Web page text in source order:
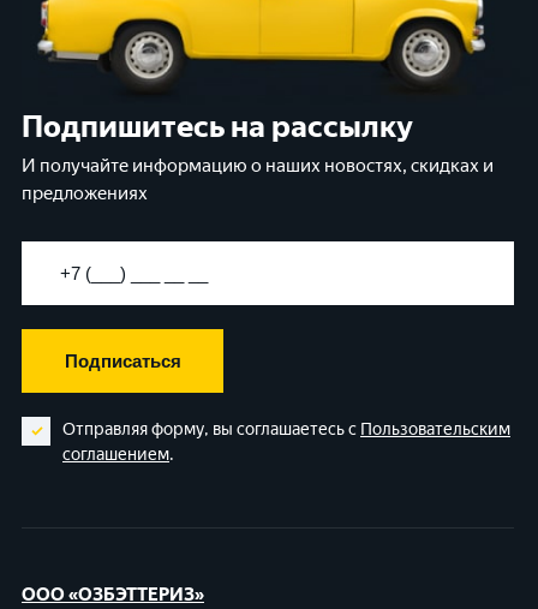
Подпишитесь на рассылку
И получайте информацию о наших новостях, скидках и
предложениях
Подписаться
Отправляя форму, вы соглашаетесь с Пользовательским
соглашением.
ООО «ОЗБЭТТЕРИЗ»